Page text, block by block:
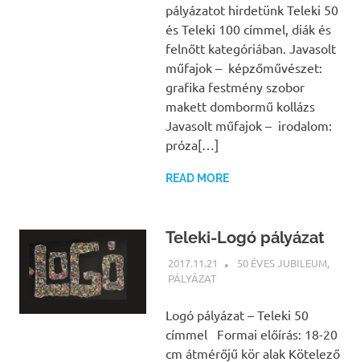
pályázatot hirdetünk Teleki 50
és Teleki 100 címmel, diák és
felnőtt kategóriában. Javasolt
műfajok – képzőművészet:
grafika festmény szobor
makett dombormű kollázs
Javasolt műfajok – irodalom:
próza[…]
READ MORE
Teleki-Logó pályázat
2017.11.21 NBEA
50 ÉVES JUBILEUM,
PÁLYÁZAT
Logó pályázat – Teleki 50
címmel Formai előírás: 18-20
cm átmérőjű kör alak Kötelező